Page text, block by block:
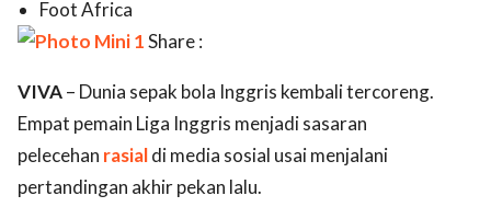
Foot Africa
Share :
VIVA– Dunia sepak bola Inggris kembali tercoreng.
Empat pemain Liga Inggris menjadi sasaran
pelecehan rasialdi media sosial usai menjalani
pertandingan akhir pekan lalu.